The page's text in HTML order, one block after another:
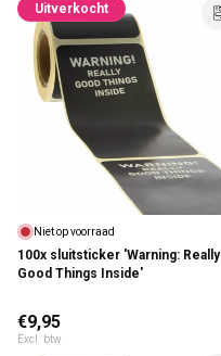
Uitverkocht
Niet op voorraad
100x sluitsticker 'Warning: Really
Good Things Inside'
Normale prijs
€9,95
Excl. btw